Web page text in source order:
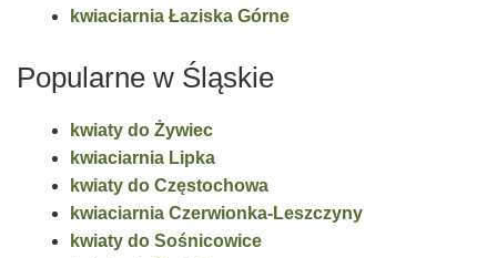
kwiaciarnia Łaziska Górne
Popularne w Śląskie
kwiaty do Żywiec
kwiaciarnia Lipka
kwiaty do Częstochowa
kwiaciarnia Czerwionka-Leszczyny
kwiaty do Sośnicowice